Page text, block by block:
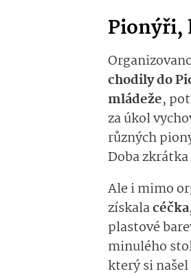
Pionýři,
chodily do
mládeže,
za úkol
různých
Doba
Ale i mimo
získala
plastové
minulého
který si